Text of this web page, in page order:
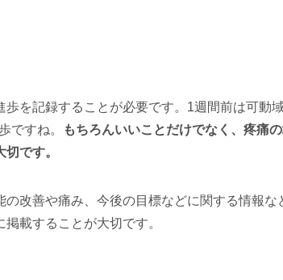
を記録することが必要です。1週間前は可動
ですね。
もちろんいいことだけでなく、疼痛
です。
改善や痛み、今後の目標などに関する情報な
載することが大切です。